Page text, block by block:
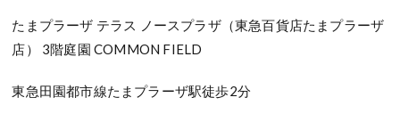
たまプラーザ テラス ノースプラザ（東急百貨店たまプラーザ
店） 3階庭園 COMMON FIELD
東急田園都市線たまプラーザ駅徒歩2分